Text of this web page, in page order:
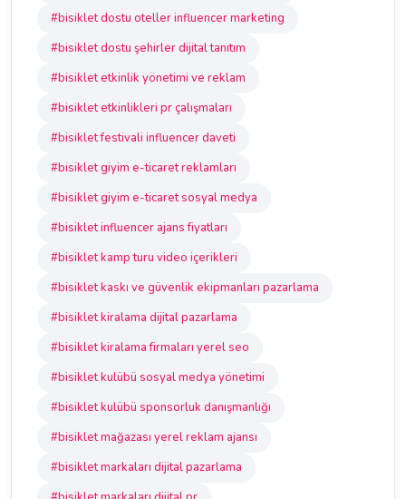
#bisiklet dostu oteller influencer marketing
#bisiklet dostu şehirler dijital tanıtım
#bisiklet etkinlik yönetimi ve reklam
#bisiklet etkinlikleri pr çalışmaları
#bisiklet festivali influencer daveti
#bisiklet giyim e-ticaret reklamları
#bisiklet giyim e-ticaret sosyal medya
#bisiklet influencer ajans fiyatları
#bisiklet kamp turu video içerikleri
#bisiklet kaskı ve güvenlik ekipmanları pazarlama
#bisiklet kiralama dijital pazarlama
#bisiklet kiralama firmaları yerel seo
#bisiklet kulübü sosyal medya yönetimi
#bisiklet kulübü sponsorluk danışmanlığı
#bisiklet mağazası yerel reklam ajansı
#bisiklet markaları dijital pazarlama